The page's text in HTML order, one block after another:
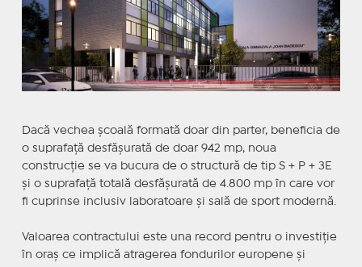
Dacă vechea școală formată doar din parter, beneficia de
o suprafață desfășurată de doar 942 mp, noua
construcție se va bucura de o structură de tip S + P + 3E
și o suprafață totală desfășurată de 4.800 mp în care vor
fi cuprinse inclusiv laboratoare și sală de sport modernă.
Valoarea contractului este una record pentru o investiție
în oraș ce implică atragerea fondurilor europene și